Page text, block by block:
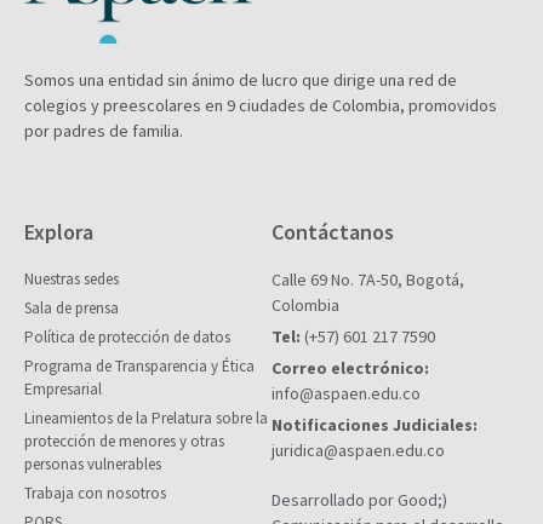
Somos una entidad sin ánimo de lucro que dirige una red de
colegios y preescolares en 9 ciudades de Colombia, promovidos
por padres de familia.
Explora
Nuestras sedes
Sala de prensa
Política de protección de datos
Programa de Transparencia y Ética
Empresarial
Lineamientos de la Prelatura sobre la
protección de menores y otras
personas vulnerables
Trabaja con nosotros
Contáctanos
Calle 69 No. 7A-50, Bogotá,
Colombia
Tel: (+57) 601 217 7590
Correo electrónico:
info@aspaen.edu.co
Notificaciones Judiciales:
juridica@aspaen.edu.co
Desarrollado por Good;)